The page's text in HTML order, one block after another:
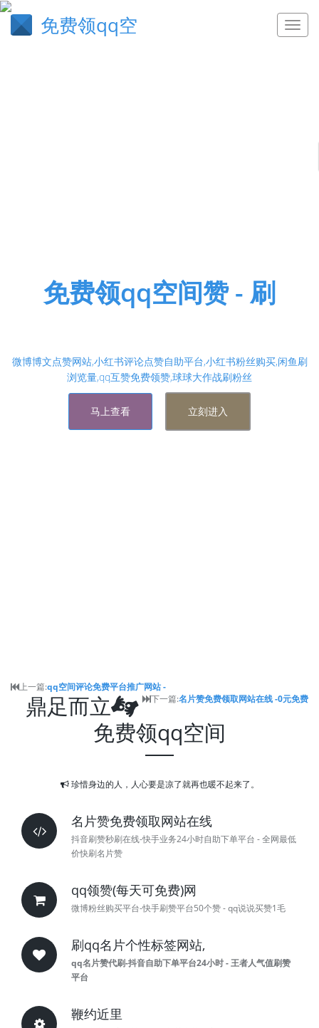
免费领qq空
免费领qq空间赞 - 刷
微博博文点赞网站,小红书评论点赞自助平台,小红书粉丝购买,闲鱼刷
浏览量,qq互赞免费领赞,球球大作战刷粉丝
马上查看 立刻进入
上一篇:qq空间评论免费平台推广网站 -
下一篇:名片赞免费领取网站在线 -0元免费
鼎足而立
免费领qq空间
珍惜身边的人，人心要是凉了就再也暖不起来了。
名片赞免费领取网站在线
抖音刷赞秒刷在线-快手业务24小时自助下单平台 - 全网最低
价快刷名片赞
qq领赞(每天可免费)网
微博粉丝购买平台-快手刷赞平台50个赞 - qq说说买赞1毛
刷qq名片个性标签网站,
qq名片赞代刷-抖音自助下单平台24小时 - 王者人气值刷赞
平台
鞭约近里